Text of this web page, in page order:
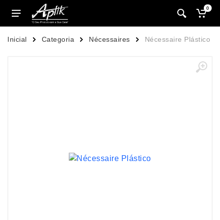
0
Inicial Categoria Nécessaires Nécessaire Plástico